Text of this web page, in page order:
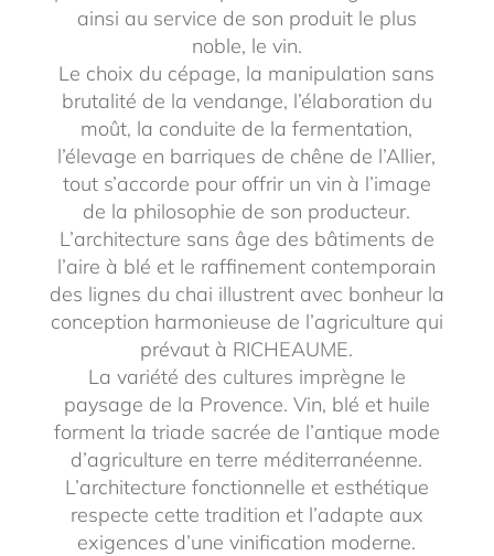
ainsi au service de son produit le plus
noble, le vin.
Le choix du cépage, la manipulation sans
brutalité de la vendange, l’élaboration du
moût, la conduite de la fermentation,
l’élevage en barriques de chêne de l’Allier,
tout s’accorde pour offrir un vin à l’image
de la philosophie de son producteur.
L’architecture sans âge des bâtiments de
l’aire à blé et le raffinement contemporain
des lignes du chai illustrent avec bonheur la
conception harmonieuse de l’agriculture qui
prévaut à RICHEAUME.
La variété des cultures imprègne le
paysage de la Provence. Vin, blé et huile
forment la triade sacrée de l’antique mode
d’agriculture en terre méditerranéenne.
L’architecture fonctionnelle et esthétique
respecte cette tradition et l’adapte aux
exigences d’une vinification moderne.